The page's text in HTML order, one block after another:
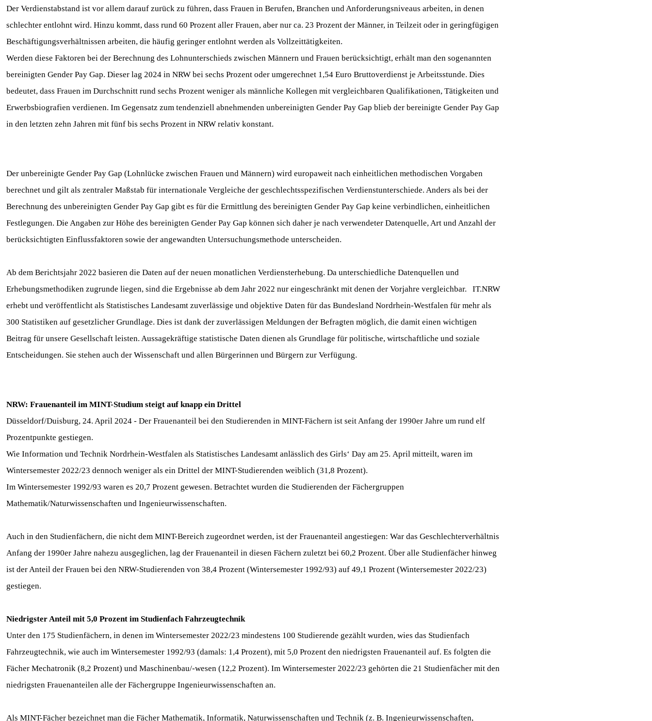
Der Verdienstabstand ist vor allem darauf zurück zu führen, dass Frauen in Berufen, Branchen und Anforderungsniveaus arbeiten, in denen
schlechter entlohnt wird. Hinzu kommt, dass rund 60 Prozent aller Frauen, aber nur ca. 23 Prozent der Männer, in Teilzeit oder in geringfügigen
Beschäftigungsverhältnissen arbeiten, die häufig geringer entlohnt werden als Vollzeittätigkeiten.
Werden diese Faktoren bei der Berechnung des Lohnunterschieds zwischen Männern und Frauen berücksichtigt, erhält man den sogenannten
bereinigten Gender Pay Gap. Dieser lag 2024 in NRW bei sechs Prozent oder umgerechnet 1,54 Euro Bruttoverdienst je Arbeitsstunde. Dies
bedeutet, dass Frauen im Durchschnitt rund sechs Prozent weniger als männliche Kollegen mit vergleichbaren Qualifikationen, Tätigkeiten und
Erwerbsbiografien verdienen. Im Gegensatz zum tendenziell abnehmenden unbereinigten Gender Pay Gap blieb der bereinigte Gender Pay Gap
in den letzten zehn Jahren mit fünf bis sechs Prozent in NRW relativ konstant.
Der unbereinigte Gender Pay Gap (Lohnlücke zwischen Frauen und Männern) wird europaweit nach einheitlichen methodischen Vorgaben
berechnet und gilt als zentraler Maßstab für internationale Vergleiche der geschlechtsspezifischen Verdienstunterschiede. Anders als bei der
Berechnung des unbereinigten Gender Pay Gap gibt es für die Ermittlung des bereinigten Gender Pay Gap keine verbindlichen, einheitlichen
Festlegungen. Die Angaben zur Höhe des bereinigten Gender Pay Gap können sich daher je nach verwendeter Datenquelle, Art und Anzahl der
berücksichtigten Einflussfaktoren sowie der angewandten Untersuchungsmethode unterscheiden.
Ab dem Berichtsjahr 2022 basieren die Daten auf der neuen monatlichen Verdiensterhebung. Da unterschiedliche Datenquellen und
Erhebungsmethodiken zugrunde liegen, sind die Ergebnisse ab dem Jahr 2022 nur eingeschränkt mit denen der Vorjahre vergleichbar. IT.NRW
erhebt und veröffentlicht als Statistisches Landesamt zuverlässige und objektive Daten für das Bundesland Nordrhein-Westfalen für mehr als
300 Statistiken auf gesetzlicher Grundlage. Dies ist dank der zuverlässigen Meldungen der Befragten möglich, die damit einen wichtigen
Beitrag für unsere Gesellschaft leisten. Aussagekräftige statistische Daten dienen als Grundlage für politische, wirtschaftliche und soziale
Entscheidungen. Sie stehen auch der Wissenschaft und allen Bürgerinnen und Bürgern zur Verfügung.
NRW: Frauenanteil im MINT-Studium steigt auf knapp ein Drittel
Düsseldorf/Duisburg, 24. April 2024 - Der Frauenanteil bei den Studierenden in MINT-Fächern ist seit Anfang der 1990er Jahre um rund elf
Prozentpunkte gestiegen.
Wie Information und Technik Nordrhein-Westfalen als Statistisches Landesamt anlässlich des Girls‘ Day am 25. April mitteilt, waren im
Wintersemester 2022/23 dennoch weniger als ein Drittel der MINT-Studierenden weiblich (31,8 Prozent).
Im Wintersemester 1992/93 waren es 20,7 Prozent gewesen. Betrachtet wurden die Studierenden der Fächergruppen
Mathematik/Naturwissenschaften und Ingenieurwissenschaften.
Auch in den Studienfächern, die nicht dem MINT-Bereich zugeordnet werden, ist der Frauenanteil angestiegen: War das Geschlechterverhältnis
Anfang der 1990er Jahre nahezu ausgeglichen, lag der Frauenanteil in diesen Fächern zuletzt bei 60,2 Prozent. Über alle Studienfächer hinweg
ist der Anteil der Frauen bei den NRW-Studierenden von 38,4 Prozent (Wintersemester 1992/93) auf 49,1 Prozent (Wintersemester 2022/23)
gestiegen.
Niedrigster Anteil mit 5,0 Prozent im Studienfach Fahrzeugtechnik
Unter den 175 Studienfächern, in denen im Wintersemester 2022/23 mindestens 100 Studierende gezählt wurden, wies das Studienfach
Fahrzeugtechnik, wie auch im Wintersemester 1992/93 (damals: 1,4 Prozent), mit 5,0 Prozent den niedrigsten Frauenanteil auf. Es folgten die
Fächer Mechatronik (8,2 Prozent) und Maschinenbau/-wesen (12,2 Prozent). Im Wintersemester 2022/23 gehörten die 21 Studienfächer mit den
niedrigsten Frauenanteilen alle der Fächergruppe Ingenieurwissenschaften an.
Als MINT-Fächer bezeichnet man die Fächer Mathematik, Informatik, Naturwissenschaften und Technik (z. B. Ingenieurwissenschaften,